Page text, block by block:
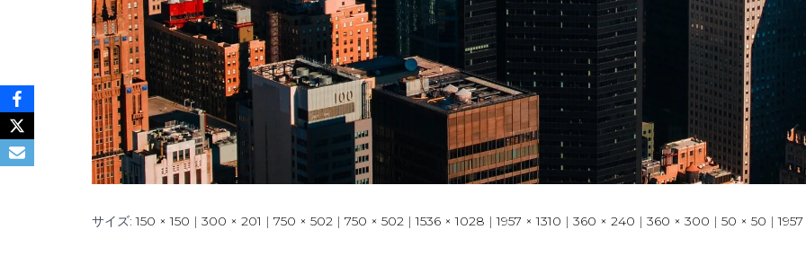
サイズ:150 × 150 | 300 × 201 | 750 × 502 | 750 × 502 | 1536 × 1028 | 1957 × 1310 | 360 × 240 | 360 × 300 | 50 × 50 |